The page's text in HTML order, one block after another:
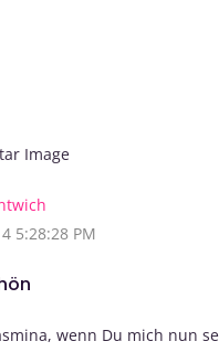
5:28:28 PM
wenn Du mich nun